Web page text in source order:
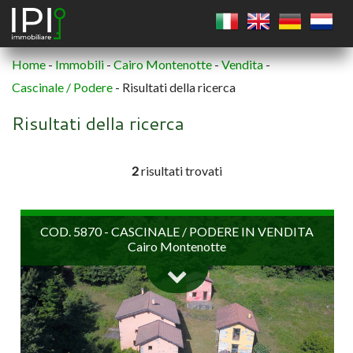
Home-Immobili-Cairo Montenotte-Vendita-
Cascinale / Podere - Risultati della ricerca
Risultati della ricerca
2risultati trovati
COD. 5870 - CASCINALE / PODERE IN VENDITA
Cairo Montenotte